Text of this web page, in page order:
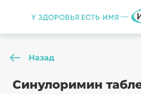
Назад
Синулоримин